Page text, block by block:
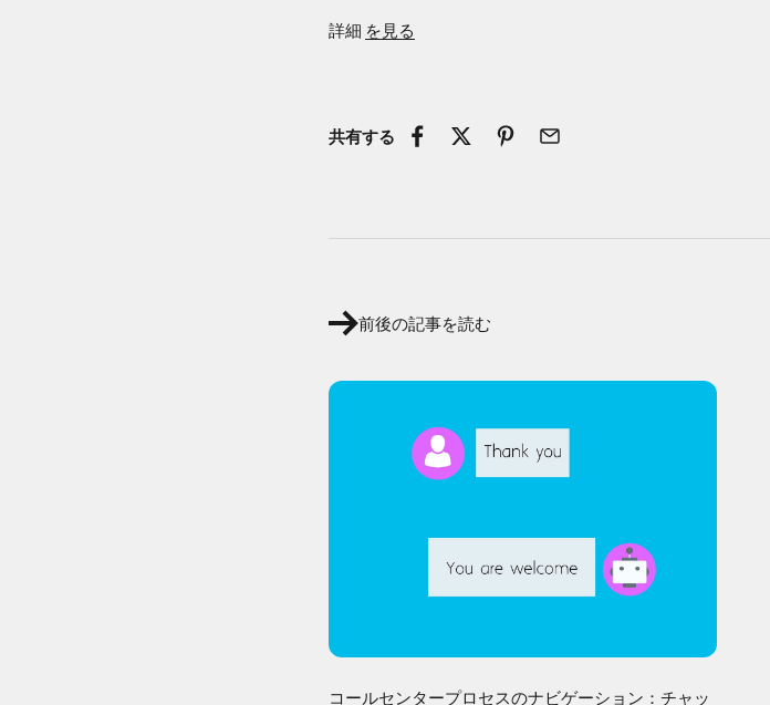
詳細 を見る
共有する
前後の記事を読む
コールセンタープロセスのナビゲーション：チャッ